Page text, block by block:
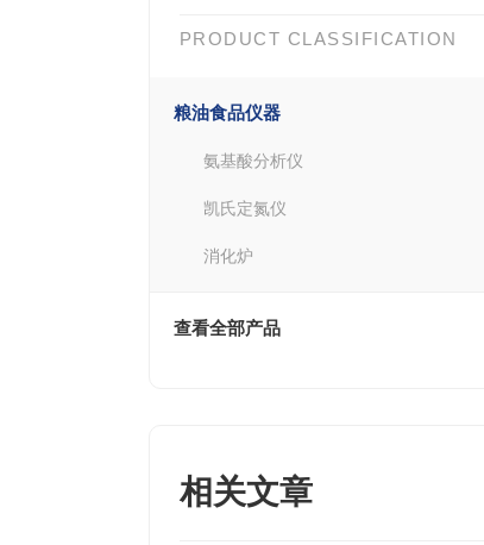
PRODUCT CLASSIFICATION
粮油食品仪器
氨基酸分析仪
凯氏定氮仪
消化炉
查看全部产品
相关文章